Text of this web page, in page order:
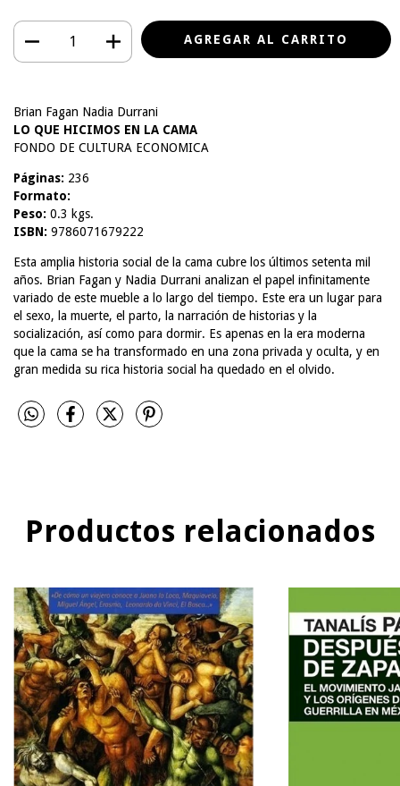
Brian Fagan Nadia Durrani
LO QUE HICIMOS EN LA CAMA
FONDO DE CULTURA ECONOMICA
Páginas: 236
Formato:
Peso: 0.3 kgs.
ISBN: 9786071679222
Esta amplia historia social de la cama cubre los últimos setenta mil
años. Brian Fagan y Nadia Durrani analizan el papel infinitamente
variado de este mueble a lo largo del tiempo. Este era un lugar para
el sexo, la muerte, el parto, la narración de historias y la
socialización, así como para dormir. Es apenas en la era moderna
que la cama se ha transformado en una zona privada y oculta, y en
gran medida su rica historia social ha quedado en el olvido.
Productos relacionados